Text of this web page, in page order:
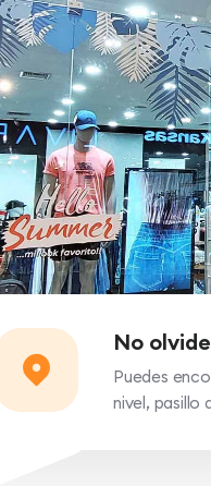
No
Puedes
nivel, pasillo